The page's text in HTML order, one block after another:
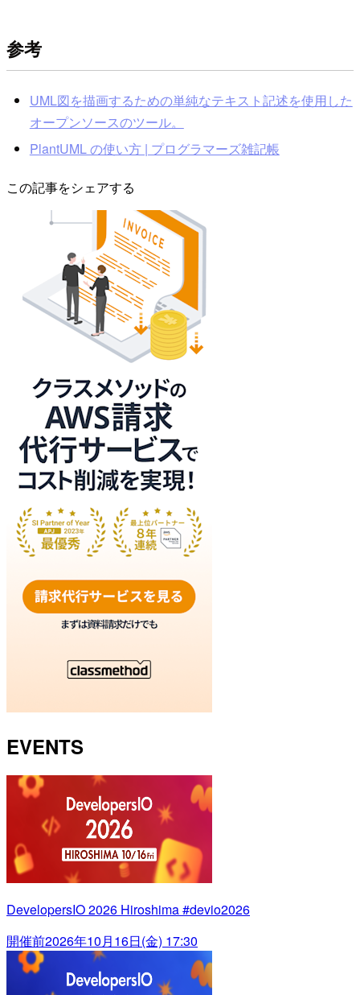
参考
UML図を描画するための単純なテキスト記述を使用した
オープンソースのツール。
PlantUML の使い方 | プログラマーズ雑記帳
この記事をシェアする
EVENTS
DevelopersIO 2026 Hiroshima #devio2026
開催前2026年10月16日(金) 17:30